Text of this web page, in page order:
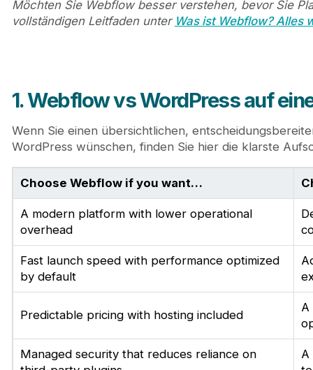
12. Häufig gestellte Fragen zu Webflow im
13. Fazit
Möchten Sie Webflow besser verstehen, bevor Sie
vollständigen Leitfaden unter Was ist Webflow? Alles
1. Webflow vs WordPress auf
Wenn Sie einen übersichtlichen,
WordPress wünschen, finden Sie hier die klarste
Choose Webflow if you want…
A modern platform with lower operational
overhead
Fast launch speed with performance optimized
by default
Predictable pricing with hosting included
A
Managed security that reduces reliance on
A